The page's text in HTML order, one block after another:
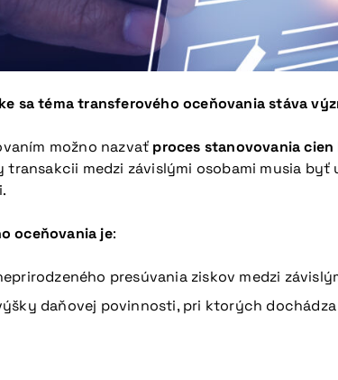
sa téma transferového oceňovania stáva
možno nazvať proces stanovovania
transakcii medzi závislými osobami musia
oceňovania je:
presúvania ziskov medzi
daňovej povinnosti, pri ktorých